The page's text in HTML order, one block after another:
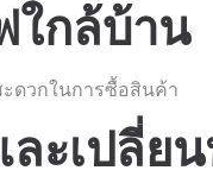
ใกล้บ้าน
ดวกในการซื้อสินค้า
ะเปลี่ย